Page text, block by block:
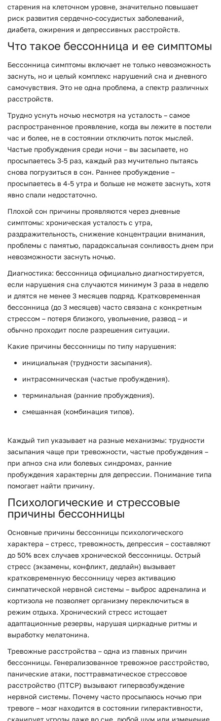
старения на клеточном уровне, значительно повышает
риск развития сердечно-сосудистых заболеваний,
диабета, ожирения и депрессивных расстройств.
Что такое бессонница и ее симптомы
Бессонница симптомы включает не только невозможность
заснуть, но и целый комплекс нарушений сна и дневного
самочувствия. Это не одна проблема, а спектр различных
расстройств.
Трудно уснуть ночью несмотря на усталость – самое
распространенное проявление, когда вы лежите в постели
час и более, не в состоянии отключить поток мыслей.
Частые пробуждения среди ночи – вы засыпаете, но
просыпаетесь 3-5 раз, каждый раз мучительно пытаясь
снова погрузиться в сон. Раннее пробуждение –
просыпаетесь в 4-5 утра и больше не можете заснуть, хотя
явно спали недостаточно.
Плохой сон причины проявляются через дневные
симптомы: хроническая усталость с утра,
раздражительность, снижение концентрации внимания,
проблемы с памятью, парадоксальная сонливость днем при
невозможности заснуть ночью.
Диагностика: бессонница официально диагностируется,
если нарушения сна случаются минимум 3 раза в неделю
и длятся не менее 3 месяцев подряд. Кратковременная
бессонница (до 3 месяцев) часто связана с конкретным
стрессом – потеря близкого, увольнение, развод – и
обычно проходит после разрешения ситуации.
Какие причины бессонницы по типу нарушения:
инициальная (трудности засыпания).
интрасомническая (частые пробуждения).
терминальная (ранние пробуждения).
смешанная (комбинация типов).
Каждый тип указывает на разные механизмы: трудности
засыпания чаще при тревожности, частые пробуждения –
при апноэ сна или болевых синдромах, ранние
пробуждения характерны для депрессии. Понимание типа
помогает найти причину.
Психологические и стрессовые
причины бессонницы
Основные причины бессонницы психологического
характера – стресс, тревожность, депрессия – составляют
до 50% всех случаев хронической бессонницы. Острый
стресс (экзамены, конфликт, дедлайн) вызывает
кратковременную бессонницу через активацию
симпатической нервной системы – выброс адреналина и
кортизола не позволяет организму переключиться в
режим отдыха. Хронический стресс истощает
адаптационные резервы, нарушая циркадные ритмы и
выработку мелатонина.
Тревожные расстройства – одна из главных причин
бессонницы. Генерализованное тревожное расстройство,
панические атаки, посттравматическое стрессовое
расстройство (ПТСР) вызывают гипервозбуждение
нервной системы. Почему часто просыпаюсь ночью при
тревоге – мозг находится в состоянии гиперактивности,
сканирует угрозы даже во сне, любой шум или изменение